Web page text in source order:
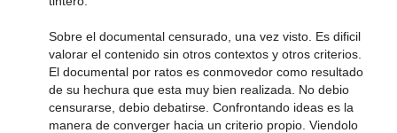
Sobre el documental censurado, una vez visto. Es dificil
valorar el contenido sin otros contextos y otros criterios.
El documental por ratos es conmovedor como resultado
de su hechura que esta muy bien realizada. No debio
censurarse, debio debatirse. Confrontando ideas es la
manera de converger hacia un criterio propio. Viendolo